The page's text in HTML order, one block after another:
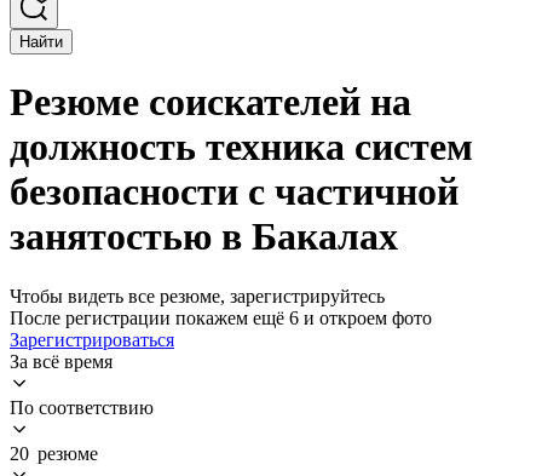
Найти
Резюме соискателей на
должность техника систем
безопасности с частичной
занятостью в Бакалах
Чтобы видеть все резюме, зарегистрируйтесь
После регистрации покажем ещё 6 и откроем фото
Зарегистрироваться
За всё время
По соответствию
20 резюме